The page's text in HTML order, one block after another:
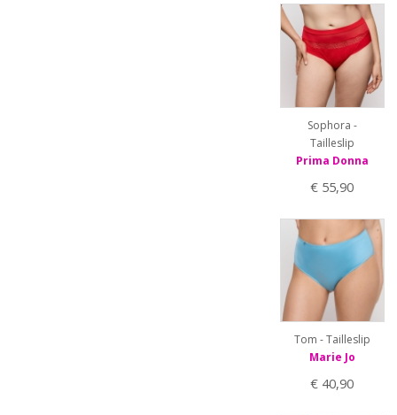
Sophora -
Tailleslip
Prima Donna
€ 55,90
Tom - Tailleslip
Marie Jo
€ 40,90